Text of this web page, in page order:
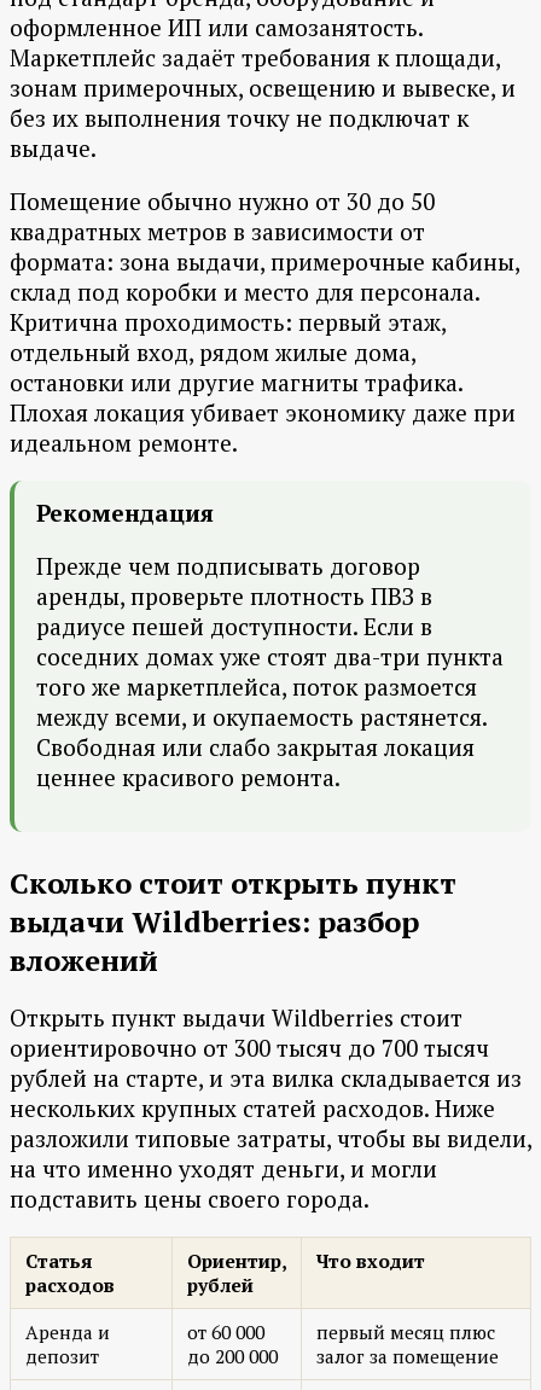
оформленное ИП или самозанятость.
Маркетплейс задаёт требования к площади,
зонам примерочных, освещению и вывеске, и
без их выполнения точку не подключат к
выдаче.
Помещение обычно нужно от 30 до 50
квадратных метров в зависимости от
формата: зона выдачи, примерочные кабины,
склад под коробки и место для персонала.
Критична проходимость: первый этаж,
отдельный вход, рядом жилые дома,
остановки или другие магниты трафика.
Плохая локация убивает экономику даже при
идеальном ремонте.
Рекомендация
Прежде чем подписывать договор
аренды, проверьте плотность ПВЗ в
радиусе пешей доступности. Если в
соседних домах уже стоят два-три пункта
того же маркетплейса, поток размоется
между всеми, и окупаемость растянется.
Свободная или слабо закрытая локация
ценнее красивого ремонта.
Сколько стоит открыть пункт
выдачи Wildberries: разбор
вложений
Открыть пункт выдачи Wildberries стоит
ориентировочно от 300 тысяч до 700 тысяч
рублей на старте, и эта вилка складывается из
нескольких крупных статей расходов. Ниже
разложили типовые затраты, чтобы вы видели,
на что именно уходят деньги, и могли
подставить цены своего города.
Статья
расходов
Ориентир,
рублей
Что входит
Аренда и
депозит
от 60 000
до 200 000
первый месяц плюс
залог за помещение